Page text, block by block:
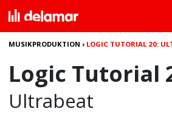
MUSIKPRODUKTION › LOGIC TUTORIAL 20:
Logic Tutorial
Ultrabeat